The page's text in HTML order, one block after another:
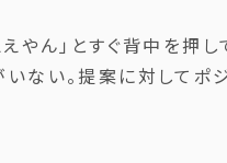
やん」とすぐ背中を押し
ない。提案に対してポ